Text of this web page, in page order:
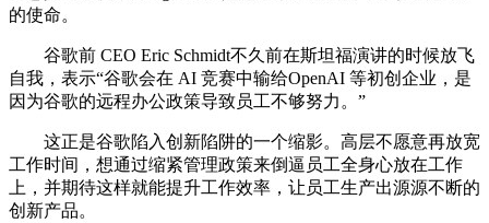
的使命。
谷歌前 CEO Eric Schmidt不久前在斯坦福演讲的时候放飞
自我，表示“谷歌会在 AI 竞赛中输给OpenAI 等初创企业，是
因为谷歌的远程办公政策导致员工不够努力。”
这正是谷歌陷入创新陷阱的一个缩影。高层不愿意再放宽
工作时间，想通过缩紧管理政策来倒逼员工全身心放在工作
上，并期待这样就能提升工作效率，让员工生产出源源不断的
创新产品。